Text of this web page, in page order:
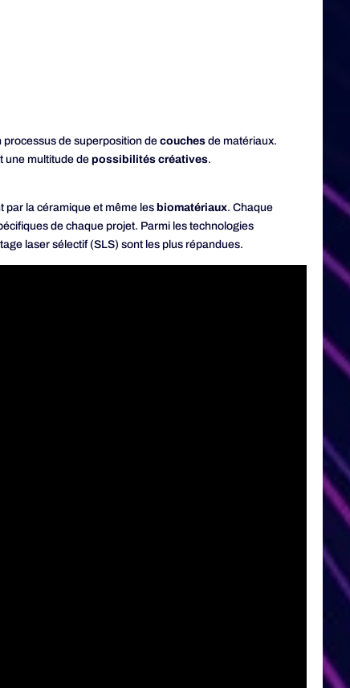
processus de superposition decouches de matériaux.
une multitude depossibilités créatives.
par la céramique et même lesbiomatériaux. Chaque
de chaque projet. Parmi les technologies
laser sélectif (SLS) sont les plus répandues.